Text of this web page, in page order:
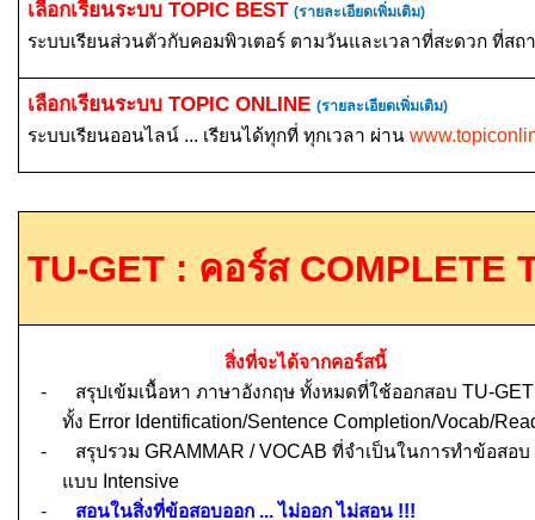
เลือกเรียนระบบTOPIC BEST (รายละเอียดเพิ่มเติม)
ระบบเรียนส่วนตัวกับคอมพิวเตอร์ ตามวันและเวลาที่สะดวก ที่สถ
เลือกเรียนระบบTOPIC ONLINE (รายละเอียดเพิ่มเติม)
ระบบเรียนออนไลน์ ... เรียนได้ทุกที่ ทุกเวลา ผ่าน
TU-GET : คอร์สCOMPLETE
สิ่งที่จะได้จากคอร์สนี้
-
สรุปเข้มเนื้อหา ภาษาอังกฤษ ทั้งหมดที่ใช้ออกสอบ TU-GET
ทั้ง Error Identification/Sentence Completion/Vocab/
-
สรุปรวม GRAMMAR /VOCAB ที่จำเป็นในการทำข้อสอบ
แบบ Intensive
-
สอนในสิ่งที่ข้อสอบออก ... ไม่ออก ไม่สอน !!!